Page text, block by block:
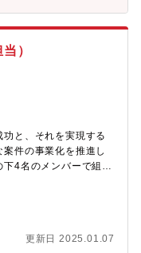
news/20240215■
シェアに関する取り組
じめとして、特に”地
のノウハウを保有し
ら業界の変化・成長
ます。■本募集のミッ
るための最善策の発
します。本募集チー
ら推進までを一手に
活かした新規事業の立
の他折衝先との協業検
）
功と、それを実現する
件の事業化を推進し
4名のメンバーで組成
します(企画のシステ
アのリソース管理)案
業計画の策定や推進
げ】事業成長させるた
更新日 2025.01.07